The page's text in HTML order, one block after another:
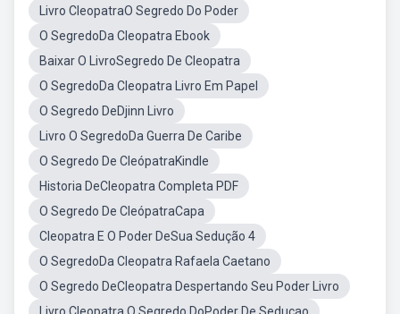
Livro CleopatraO Segredo Do Poder
O SegredoDa Cleopatra Ebook
Baixar O LivroSegredo De Cleopatra
O SegredoDa Cleopatra Livro Em Papel
O Segredo DeDjinn Livro
Livro O SegredoDa Guerra De Caribe
O Segredo De CleópatraKindle
Historia DeCleopatra Completa PDF
O Segredo De CleópatraCapa
Cleopatra E O Poder DeSua Sedução 4
O SegredoDa Cleopatra Rafaela Caetano
O Segredo DeCleopatra Despertando Seu Poder Livro